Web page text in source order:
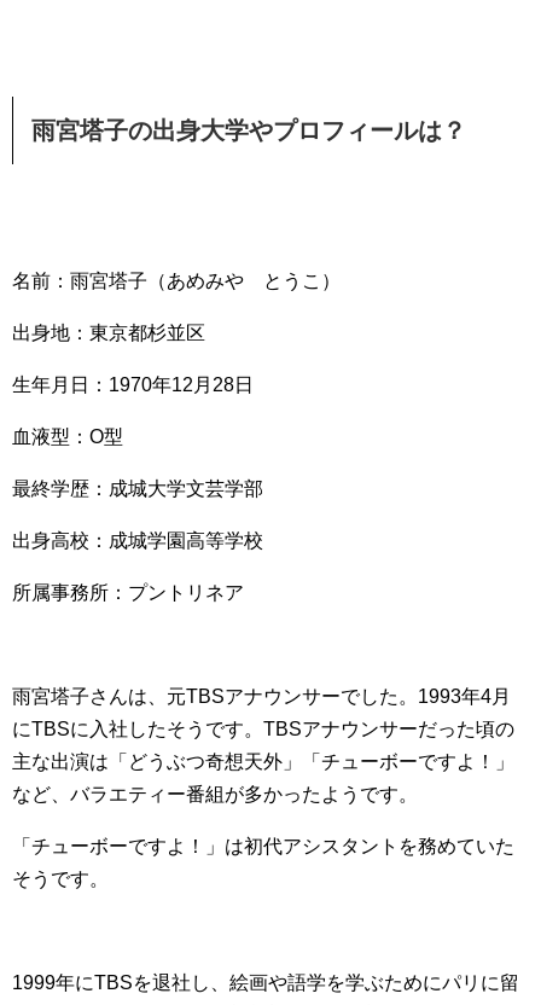
雨宮塔子の出身大学やプロフィールは？
名前：雨宮塔子（あめみや とうこ）
出身地：東京都杉並区
生年月日：1970年12月28日
血液型：O型
最終学歴：成城大学文芸学部
出身高校：成城学園高等学校
所属事務所：プントリネア
雨宮塔子さんは、元TBSアナウンサーでした。1993年4月
にTBSに入社したそうです。TBSアナウンサーだった頃の
主な出演は「どうぶつ奇想天外」「チューボーですよ！」
など、バラエティー番組が多かったようです。
「チューボーですよ！」は初代アシスタントを務めていた
そうです。
1999年にTBSを退社し、絵画や語学を学ぶためにパリに留